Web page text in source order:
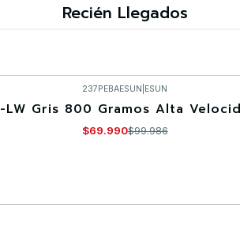
Recién Llegados
237PEBAESUN ESUN
LW Gris 800 Gramos Alta
$69.990$99.986